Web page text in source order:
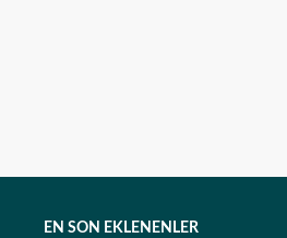
EN SON EKLENENLER